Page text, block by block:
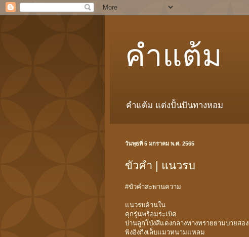
คำแต้ม
คำแต้ม แต่งปั้นปันทางหอม
วันพุธที่ 5 มกราคม พ.ศ. 2565
ขัวคำ | แนวรบ
#ขัวคำสะพานความ
แนวรบด้านใน
คุกรุ่นพร้อมระเบิด
ปานลูกโป่งสีแดงกลางทางทรายยามบ่ายสอง
พิงอิงกิ่งเล็บแมวหนามแหลม